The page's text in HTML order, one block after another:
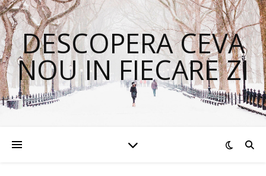
DESCOPERA CEVA
NOU IN FIECARE ZI